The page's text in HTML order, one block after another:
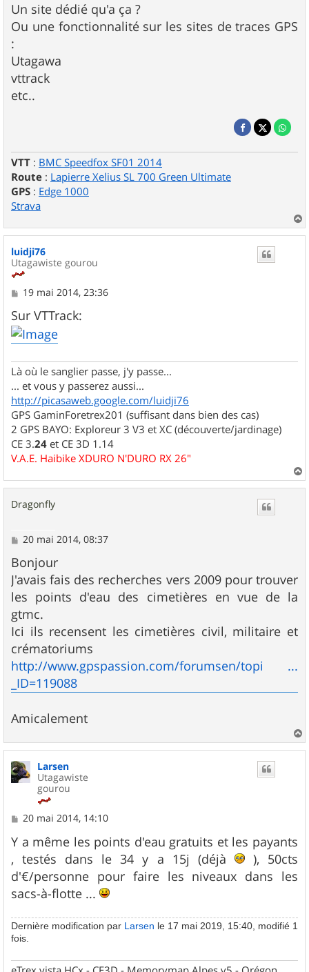
Un site dédié qu'a ça ?
Ou une fonctionnalité sur les sites de traces GPS
:
Utagawa
vttrack
etc..
VTT : BMC Speedfox SF01 2014
Route : Lapierre Xelius SL 700 Green Ultimate
GPS : Edge 1000
Strava
a
u
luidji76
Utagawiste gourou
M
s
s
a
g
19 mai 2014, 23:36
Sur VTTrack:
Là où le sanglier passe, j'y passe...
... et vous y passerez aussi...
http://picasaweb.google.com/luidji76
GPS GaminForetrex201 (suffisant dans bien des cas)
2 GPS BAYO: Exploreur 3 V3 et XC (découverte/jardinage)
CE 3.24 et CE 3D 1.14
V.A.E. Haibike XDURO N'DURO RX 26"
a
Dragonfly
M
s
s
a
g
e
20 mai 2014, 08:37
Bonjour
J'avais fais des recherches vers 2009 pour trouver
les points d'eau des cimetières en vue de la
gtmc.
Ici ils recensent les cimetières civil, militaire et
crématoriums
http://www.gpspassion.com/forumsen/topi ...
_ID=119088
Amicalement
a
Larsen
Utagawiste
gourou
M
s
s
a
g
e
20 mai 2014, 14:10
Y a même les points d'eau gratuits et les payants
, testés dans le 34 y a 15j (déjà
), 50cts
d'€/personne pour faire les niveaux dans les
sacs-à-flotte ...
Dernière modification par Larsen le 17 mai 2019, 15:40, modifié 1
fois.